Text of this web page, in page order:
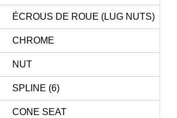
ÉCROUS DE ROUE (LUG NUTS)
CHROME
NUT
SPLINE (6)
CONE SEAT